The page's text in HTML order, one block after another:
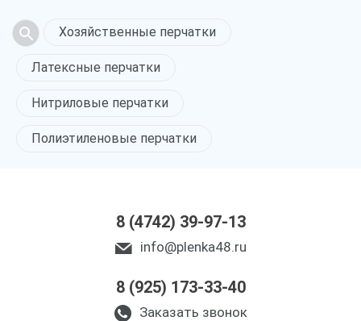
Хозяйственные перчатки
Латексные перчатки
Нитриловые перчатки
Полиэтиленовые перчатки
8 (4742) 39-97-13
info@plenka48.ru
8 (925) 173-33-40
Заказать звонок
Одноразовые перчатки
в Липецке